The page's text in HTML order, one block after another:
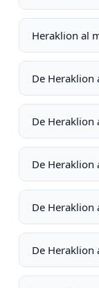
Heraklion al
De Heraklion
De Heraklion
De Heraklion
De Heraklion
De Heraklion